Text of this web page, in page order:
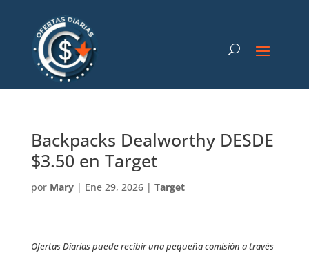
Backpacks Dealworthy DESDE
$3.50 en Target
por Mary| Ene 29, 2026| Target
Ofertas Diarias puede recibir una pequeña comisión a través